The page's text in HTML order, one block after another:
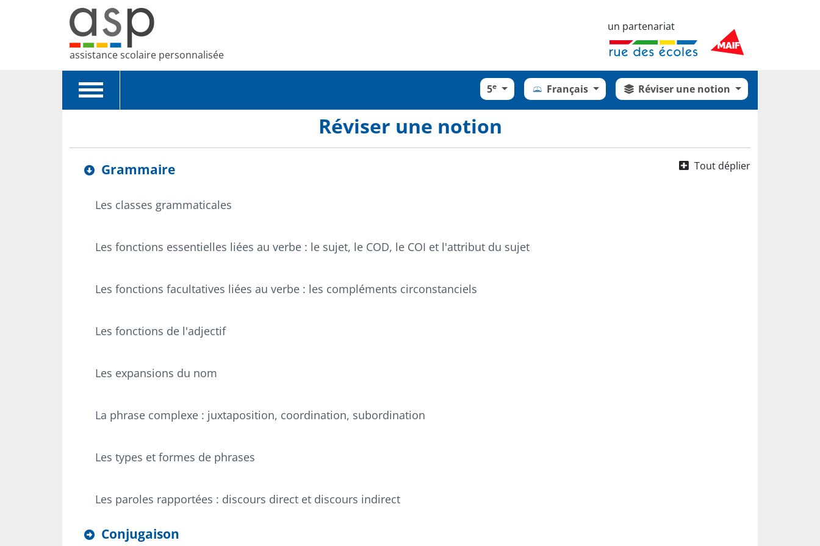
assistance scolaire personnalisée
un partenariat
Toggle
5e Français Réviser une notion
Réviser une notion
Tout déplier
Grammaire
Les classes grammaticales
Les fonctions essentielles liées au verbe : le sujet, le COD, le COI et l'attribut du sujet
Les fonctions facultatives liées au verbe : les compléments circonstanciels
Les fonctions de l'adjectif
Les expansions du nom
La phrase complexe : juxtaposition, coordination, subordination
Les types et formes de phrases
Les paroles rapportées : discours direct et discours indirect
Conjugaison